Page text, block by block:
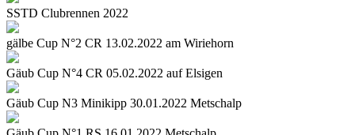
SSTD Clubrennen 2022
gälbe Cup N°2 CR 13.02.2022 am Wiriehorn
Gäub Cup N°4 CR 05.02.2022 auf Elsigen
Gäub Cup N3 Minikipp 30.01.2022 Metschalp